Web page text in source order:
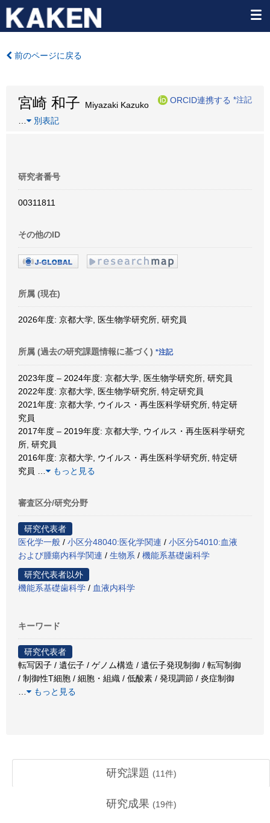
前のページに戻る
宮崎 和子 Miyazaki Kazuko
ORCID連携する *注記
別表記
研究者番号
00311811
その他のID
所属 (現在)
2026年度: 京都大学, 医生物学研究所, 研究員
所属 (過去の研究課題情報に基づく) *注記
2023年度 – 2024年度: 京都大学, 医生物学研究所, 研究員
2022年度: 京都大学, 医生物学研究所, 特定研究員
2021年度: 京都大学, ウイルス・再生医科学研究所, 特定研
究員
2017年度 – 2019年度: 京都大学, ウイルス・再生医科学研究
所, 研究員
2016年度: 京都大学, ウイルス・再生医科学研究所, 特定研
究員
もっと見る
審査区分/研究分野
研究代表者
医化学一般 / 小区分48040:医化学関連 / 小区分54010:血液
および腫瘍内科学関連 / 生物系 / 機能系基礎歯科学
研究代表者以外
機能系基礎歯科学 / 血液内科学
キーワード
研究代表者
転写因子 / 遺伝子 / ゲノム構造 / 遺伝子発現制御 / 転写制御
/ 制御性T細胞 / 細胞・組織 / 低酸素 / 発現調節 / 炎症制御
もっと見る
研究課題 (11件)
研究成果 (19件)